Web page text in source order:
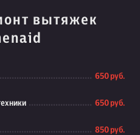
вытяжек
650 руб.
650 руб.
850 руб.